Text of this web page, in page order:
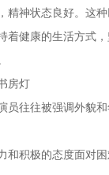
神状态良好。这
健康的生活方式
房灯
往往被强调外貌
积极的态度面对